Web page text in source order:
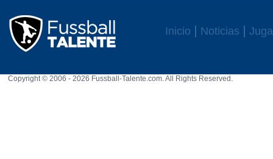
Inicio Noticias
Copyright © 2006 - 2026 Fussball-Talente.com. All Rights Reserved.